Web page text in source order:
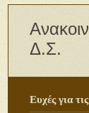
Δ.Σ.
Ευχές για